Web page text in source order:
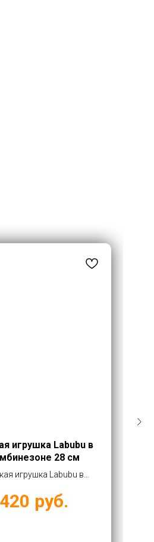
игрушка Labubu в
28 см
игрушка Labubu в
оптом от 420 руб
420 руб.